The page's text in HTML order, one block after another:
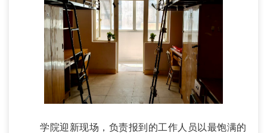
学院迎新现场，负责报到的工作人员以最饱满的